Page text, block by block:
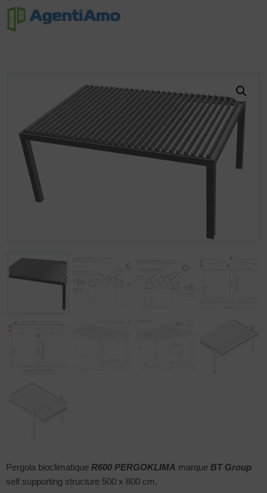
Pergola bioclimatique R600 PERGOKLIMA marque BT Group
self supporting structure 500 x 800 cm.